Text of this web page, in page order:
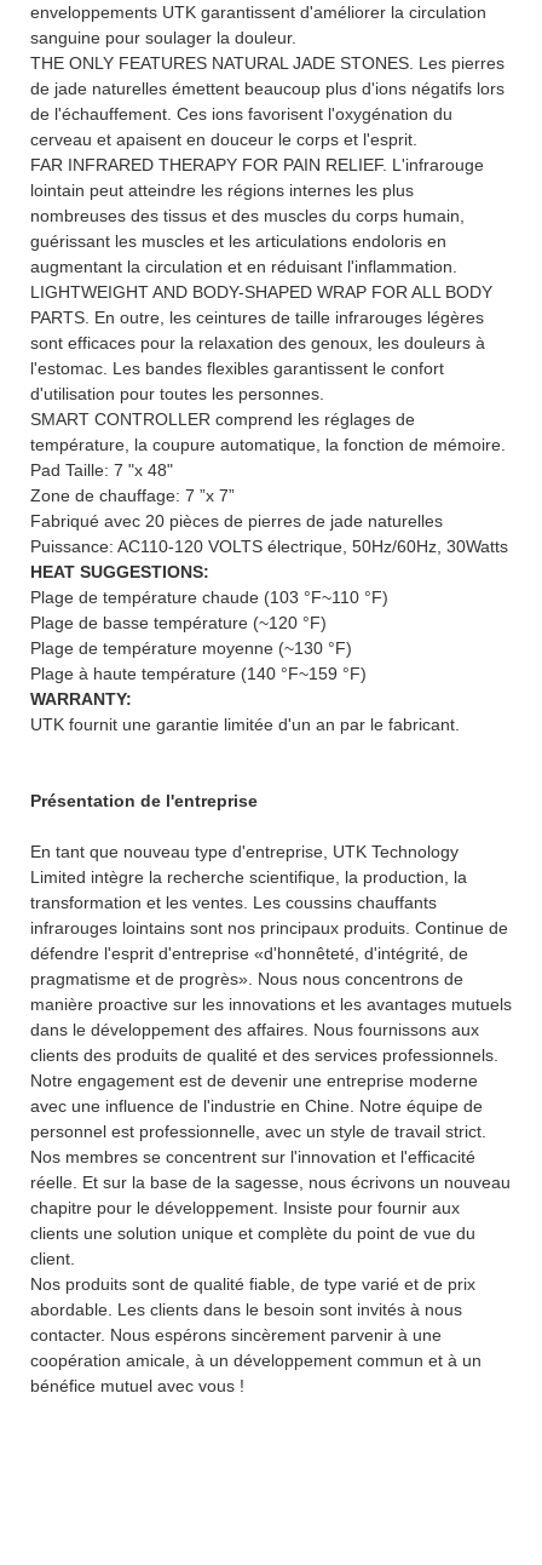
enveloppements UTK garantissent d'améliorer la circulation
sanguine pour soulager la douleur.
THE ONLY FEATURES NATURAL JADE STONES. Les pierres
de jade naturelles émettent beaucoup plus d'ions négatifs lors
de l'échauffement. Ces ions favorisent l'oxygénation du
cerveau et apaisent en douceur le corps et l'esprit.
FAR INFRARED THERAPY FOR PAIN RELIEF. L'infrarouge
lointain peut atteindre les régions internes les plus
nombreuses des tissus et des muscles du corps humain,
guérissant les muscles et les articulations endoloris en
augmentant la circulation et en réduisant l'inflammation.
LIGHTWEIGHT AND BODY-SHAPED WRAP FOR ALL BODY
PARTS. En outre, les ceintures de taille infrarouges légères
sont efficaces pour la relaxation des genoux, les douleurs à
l'estomac. Les bandes flexibles garantissent le confort
d'utilisation pour toutes les personnes.
SMART CONTROLLER comprend les réglages de
température, la coupure automatique, la fonction de mémoire.
Pad Taille: 7 "x 48"
Zone de chauffage: 7 ”x 7”
Fabriqué avec 20 pièces de pierres de jade naturelles
Puissance: AC110-120 VOLTS électrique, 50Hz/60Hz, 30Watts
HEAT SUGGESTIONS:
Plage de température chaude (103 °F~110 °F)
Plage de basse température (~120 °F)
Plage de température moyenne (~130 °F)
Plage à haute température (140 °F~159 °F)
WARRANTY:
UTK fournit une garantie limitée d'un an par le fabricant.
Présentation de l'entreprise
En tant que nouveau type d'entreprise, UTK Technology
Limited intègre la recherche scientifique, la production, la
transformation et les ventes. Les coussins chauffants
infrarouges lointains sont nos principaux produits. Continue de
défendre l'esprit d'entreprise «d'honnêteté, d'intégrité, de
pragmatisme et de progrès». Nous nous concentrons de
manière proactive sur les innovations et les avantages mutuels
dans le développement des affaires. Nous fournissons aux
clients des produits de qualité et des services professionnels.
Notre engagement est de devenir une entreprise moderne
avec une influence de l'industrie en Chine. Notre équipe de
personnel est professionnelle, avec un style de travail strict.
Nos membres se concentrent sur l'innovation et l'efficacité
réelle. Et sur la base de la sagesse, nous écrivons un nouveau
chapitre pour le développement. Insiste pour fournir aux
clients une solution unique et complète du point de vue du
client.
Nos produits sont de qualité fiable, de type varié et de prix
abordable. Les clients dans le besoin sont invités à nous
contacter. Nous espérons sincèrement parvenir à une
coopération amicale, à un développement commun et à un
bénéfice mutuel avec vous !